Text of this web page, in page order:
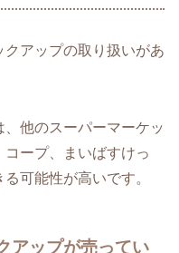
アップの取り扱いがあ
他のスーパーマーケッ
コープ、まいばすけっ
可能性が高いです。
アップが売ってい